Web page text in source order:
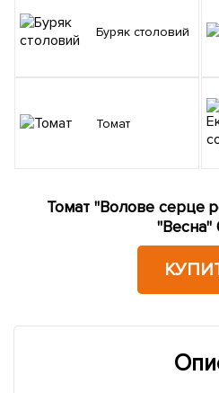
Буряк столовий
Томат
Томат "Волове серце
"Весна"